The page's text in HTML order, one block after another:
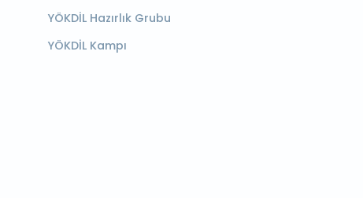
YÖKDİL Hazırlık Grubu
YÖKDİL Kampı